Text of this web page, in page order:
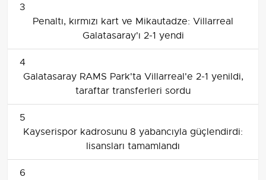
3
Penaltı, kırmızı kart ve Mikautadze: Villarreal
Galatasaray'ı 2-1 yendi
4
Galatasaray RAMS Park'ta Villarreal'e 2-1 yenildi,
taraftar transferleri sordu
5
Kayserispor kadrosunu 8 yabancıyla güçlendirdi:
lisansları tamamlandı
6